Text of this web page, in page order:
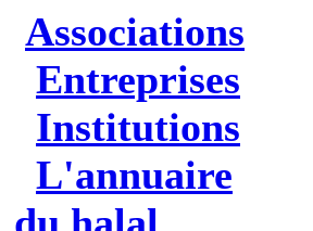
Associations
Entreprises
Institutions
L'annuaire